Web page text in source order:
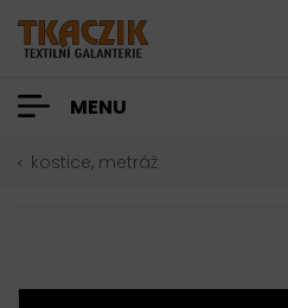
MENU
kostice, metráž